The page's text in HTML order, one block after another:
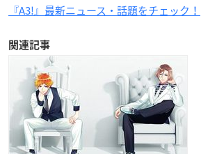
『A3!』最新ニュース・話題をチェック！
関連記事